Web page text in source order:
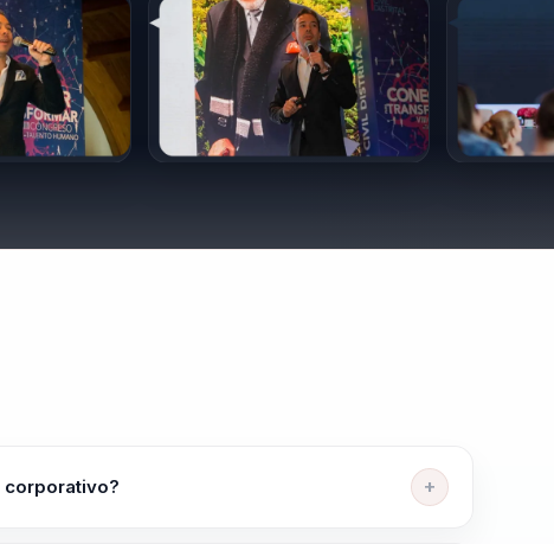
buscan mejorar su liderazgo y maximizar su impacto.
corporativo?